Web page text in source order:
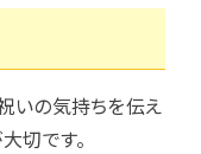
いの気持ちを伝え
切です。